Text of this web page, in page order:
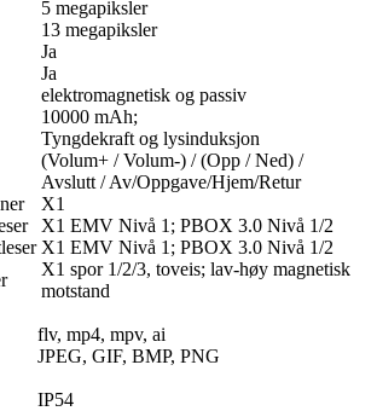
5 megapiksler
13 megapiksler
Ja
Ja
elektromagnetisk og passiv
10000 mAh;
Tyngdekraft og lysinduksjon
(Volum+ / Volum-) / (Opp / Ned) /
Avslutt / Av/Oppgave/Hjem/Retur
X1
X1 EMV Nivå 1; PBOX 3.0 Nivå 1/2
X1 EMV Nivå 1; PBOX 3.0 Nivå 1/2
X1 spor 1/2/3, toveis; lav-høy magnetisk
motstand
flv, mp4, mpv, ai
JPEG, GIF, BMP, PNG
IP54